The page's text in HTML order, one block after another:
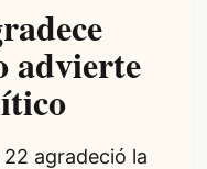
advierte
agradeció la